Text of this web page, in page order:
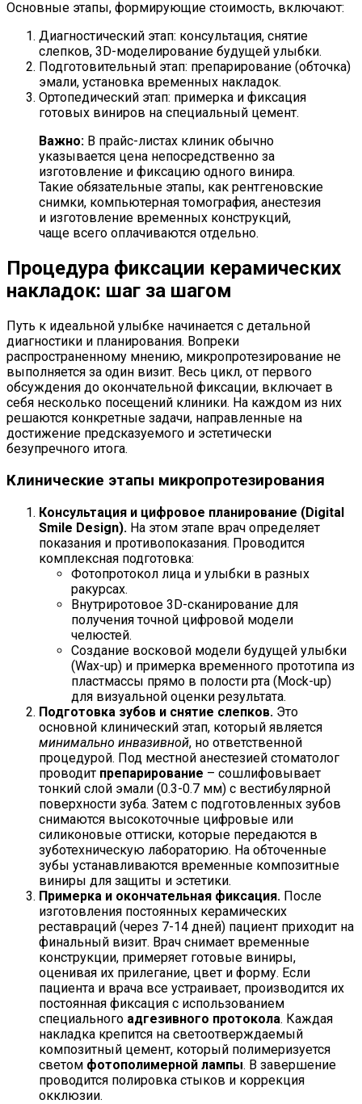
Основные этапы, формирующие стоимость, включают:
Диагностический этап: консультация, снятие
слепков, 3D-моделирование будущей улыбки.
Подготовительный этап: препарирование (обточка)
эмали, установка временных накладок.
Ортопедический этап: примерка и фиксация
готовых виниров на специальный цемент.
Важно: В прайс-листах клиник обычно
указывается цена непосредственно за
изготовление и фиксацию одного винира.
Такие обязательные этапы, как рентгеновские
снимки, компьютерная томография, анестезия
и изготовление временных конструкций,
чаще всего оплачиваются отдельно.
Процедура фиксации керамических
накладок: шаг за шагом
Путь к идеальной улыбке начинается с детальной
диагностики и планирования. Вопреки
распространенному мнению, микропротезирование не
выполняется за один визит. Весь цикл, от первого
обсуждения до окончательной фиксации, включает в
себя несколько посещений клиники. На каждом из них
решаются конкретные задачи, направленные на
достижение предсказуемого и эстетически
безупречного итога.
Клинические этапы микропротезирования
Консультация и цифровое планирование (Digital
Smile Design). На этом этапе врач определяет
показания и противопоказания. Проводится
комплексная подготовка:
Фотопротокол лица и улыбки в разных
ракурсах.
Внутриротовое 3D-сканирование для
получения точной цифровой модели
челюстей.
Создание восковой модели будущей улыбки
(Wax-up) и примерка временного прототипа из
пластмассы прямо в полости рта (Mock-up)
для визуальной оценки результата.
Подготовка зубов и снятие слепков. Это
основной клинический этап, который является
минимально инвазивной, но ответственной
процедурой. Под местной анестезией стоматолог
проводит препарирование – сошлифовывает
тонкий слой эмали (0.3-0.7 мм) с вестибулярной
поверхности зуба. Затем с подготовленных зубов
снимаются высокоточные цифровые или
силиконовые оттиски, которые передаются в
зуботехническую лабораторию. На обточенные
зубы устанавливаются временные композитные
виниры для защиты и эстетики.
Примерка и окончательная фиксация. После
изготовления постоянных керамических
реставраций (через 7-14 дней) пациент приходит на
финальный визит. Врач снимает временные
конструкции, примеряет готовые виниры,
оценивая их прилегание, цвет и форму. Если
пациента и врача все устраивает, производится их
постоянная фиксация с использованием
специального адгезивного протокола. Каждая
накладка крепится на светоотверждаемый
композитный цемент, который полимеризуется
светом фотополимерной лампы. В завершение
проводится полировка стыков и коррекция
окклюзии.